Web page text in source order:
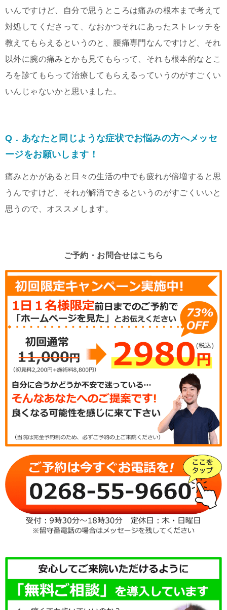
いんですけど、自分で思うところは痛みの根本まで考えて
対処してくださって、なおかつそれにあったストレッチを
教えてもらえるというのと、腰痛専門なんですけど、それ
以外に腕の痛みとかも見てもらって、それも根本的なとこ
ろを診てもらって治療してもらえるっていうのがすごくい
いんじゃないかと思いました。
Q．あなたと同じような症状でお悩みの方へメッセ
ージをお願いします！
痛みとかがあると日々の生活の中でも疲れが倍増すると思
うんですけど、それが解消できるというのがすごくいいと
思うので、オススメします。
ご予約・お問合せはこちら